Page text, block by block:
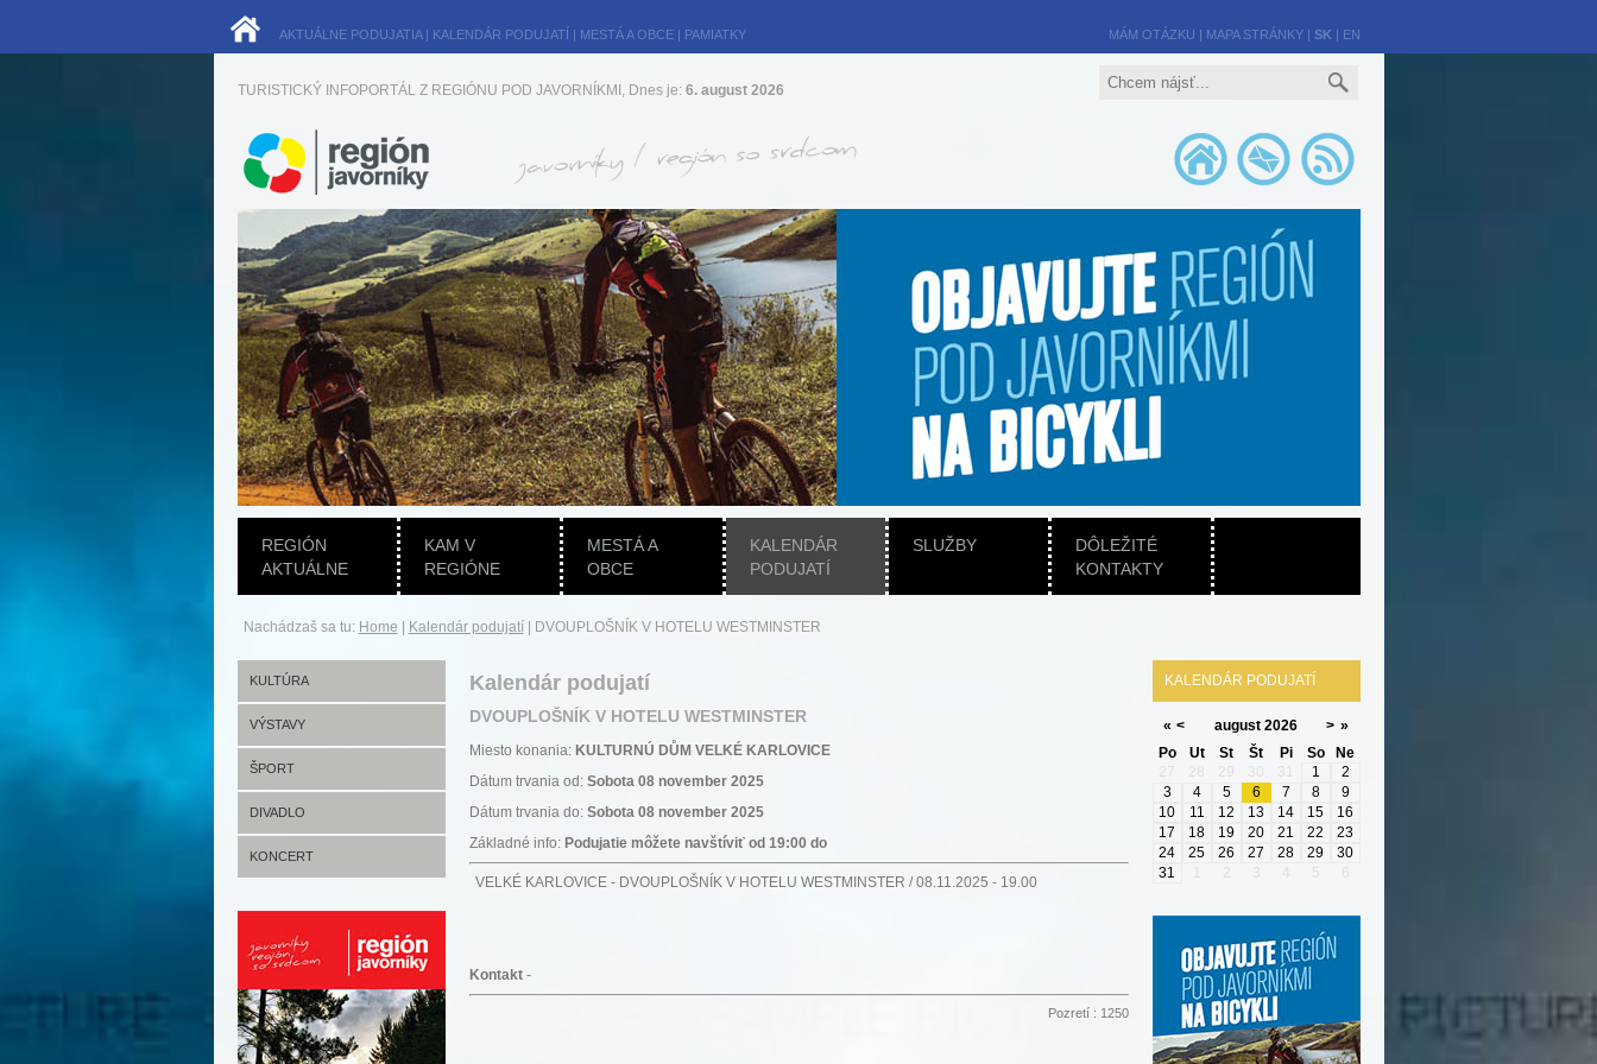
AKTUÁLNE PODUJATIA| KALENDÁR PODUJATÍ | MESTÁ A OBCE| PAMIATKY MÁM OTÁZKU | MAPA STRÁNKY| SK | EN
TURISTICKÝ INFOPORTÁL Z REGIÓNU POD JAVORNÍKMI, Dnes je: 6. august 2026
REGIÓN
AKTUÁLNE
KAM V
REGIÓNE
MESTÁ A
OBCE
KALENDÁR
PODUJATÍ
SLUŽBY
DÔLEŽITÉ
KONTAKTY
Nachádzaš sa tu: Home Kalendár podujatí DVOUPLOŠNÍK V HOTELU WESTMINSTER
KULTÚRA
VÝSTAVY
ŠPORT
DIVADLO
KONCERT
Kalendár podujatí
DVOUPLOŠNÍK V HOTELU WESTMINSTER
Miesto konania:KULTURNÚ DŮM VELKÉ KARLOVICE
Dátum trvania od: Sobota 08 november 2025
Dátum trvania do:Sobota 08 november 2025
Základné info: Podujatie môžete navštíviť od 19:00 do
VELKÉ KARLOVICE - DVOUPLOŠNÍK V HOTELU WESTMINSTER / 08.11.2025 - 19.00
Kontakt -
Pozretí: 1250
KALENDÁR PODUJATÍ
« < august 2026 > »
Po
Ut St Št Pi So
Ne
27
28 29 30 31 1
2
3
4 5 6 7 8
9
10
11 12 13 14 15
16
17
18 19 20 21 22
23
24
25 26 27 28 29
30
31
2 3 5 6